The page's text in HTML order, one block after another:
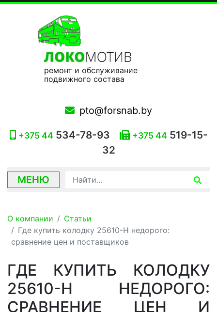
ремонт и обслуживание
подвижного состава
pto@forsnab.by
+375 44 534-78-93 +375 44 519-15-
32
МЕНЮ
О компании
Статьи
Где купить колодку 25610-Н недорого:
сравнение цен и поставщиков
ГДЕ КУПИТЬ КОЛОДКУ
25610-Н НЕДОРОГО:
СРАВНЕНИЕ ЦЕН И